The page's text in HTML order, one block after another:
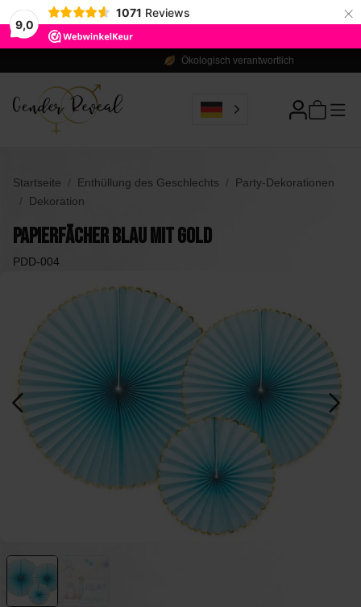
9,0
1071 Reviews ×
Ökologisch verantwortlich
Startseite Enthüllung des Geschlechts
Party-Dekorationen
Dekoration
Papierfächer Blau mit Gold
PDD-004